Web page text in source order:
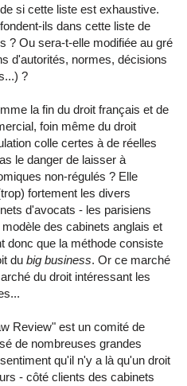
si cette liste est exhaustive.
ils dans cette liste de
? Ou sera-t-elle modifiée au gré
d'autorités, normes, décisions
?
la fin du droit français et de
foin même du droit
colle certes à de réelles
le danger de laisser à
non-régulés ? Elle
fortement les divers
d'avocats - les parisiens
des cabinets anglais et
donc que la méthode consiste
du big business. Or ce marché
du droit intéressant les
Review" est un comité de
de nombreuses grandes
qu'il n'y a là qu'un droit
- côté clients des cabinets